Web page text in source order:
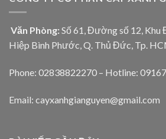
Văn Phòng: Số 61, Đường số 12, Khu
Hiệp Bình Phước, Q. Thủ Đức, Tp.
Phone: 02838822270 – Hotline:
Email: cayxanhgianguyen@gmail.com